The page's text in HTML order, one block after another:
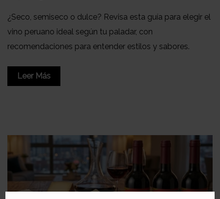
¿Seco, semiseco o dulce? Revisa esta guía para elegir el
vino peruano ideal según tu paladar, con
recomendaciones para entender estilos y sabores.
Leer Más